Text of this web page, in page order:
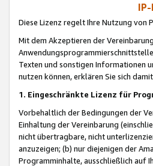
Diese Lizenz regelt Ihre Nutzung von
Mit dem Akzeptieren der
Texten und sonstigen Informationen
nutzen können, erklären Sie sich
1. Eingeschränkte Lizenz für
Vorbehaltlich der Bedingungen der
Einhaltung der Vereinbarung
nicht übertragbare, nicht
anzuzeigen; (b) nur diejenigen der
Programminhalte, ausschließlich auf